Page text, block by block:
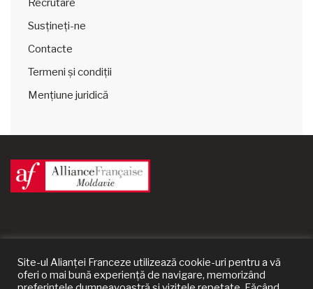
Recrutare
Susțineți-ne
Contacte
Termeni și condiții
Mențiune juridică
Site-ul Alianței Franceze utilizează cookie-uri pentru a vă
oferi o mai bună experiență de navigare, memorizând